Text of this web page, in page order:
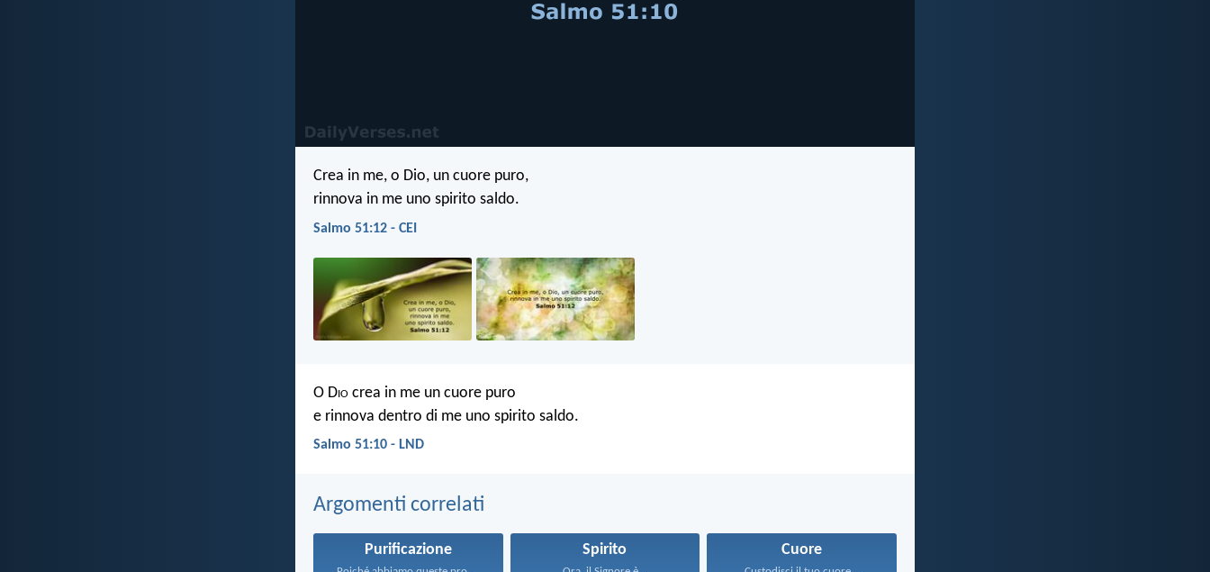
Crea in me, o Dio, un cuore puro,
rinnova in me uno spirito saldo.
Salmo 51:12 - CEI
O Dio crea in me un cuore puro
e rinnova dentro di me uno spirito saldo.
Salmo 51:10 - LND
Argomenti correlati
Purificazione Spirito Cuore